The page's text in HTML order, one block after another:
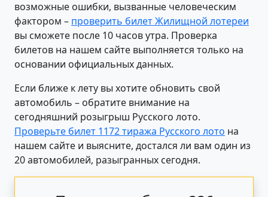
возможные ошибки, вызванные человеческим
фактором – проверить билет Жилищной лотереи
вы сможете после 10 часов утра. Проверка
билетов на нашем сайте выполняется только на
основании официальных данных.
Если ближе к лету вы хотите обновить свой
автомобиль – обратите внимание на
сегодняшний розыгрыш Русского лото.
Проверьте билет 1172 тиража Русского лото на
нашем сайте и выясните, достался ли вам один из
20 автомобилей, разыгранных сегодня.